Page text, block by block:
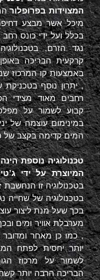
המצוידות בפרופלור
מיכל אשר מבצע
בכלל ועל ידי כונס
נגד הזרם,
קרקעית הבריכה
באמצעות קו המרכוז
רחבים מאוד מצידי
קבוע לשמור על
במינימום עוצמה של
המים קדימה בקצב של כ-8,000 ליטר
טכנולוגיה נוספת
המיוצרת על ידי
בטכנולוגיה זו הנחשבת
בטכנולוגיה של שחייה
בכך שעל מנת ליצור
מערבלת אוויר ומים
, כמו כן מאחר ומדובר
יותר יחסית לפתח
לשמור על מרכוז
הבריכה הרבה יותר